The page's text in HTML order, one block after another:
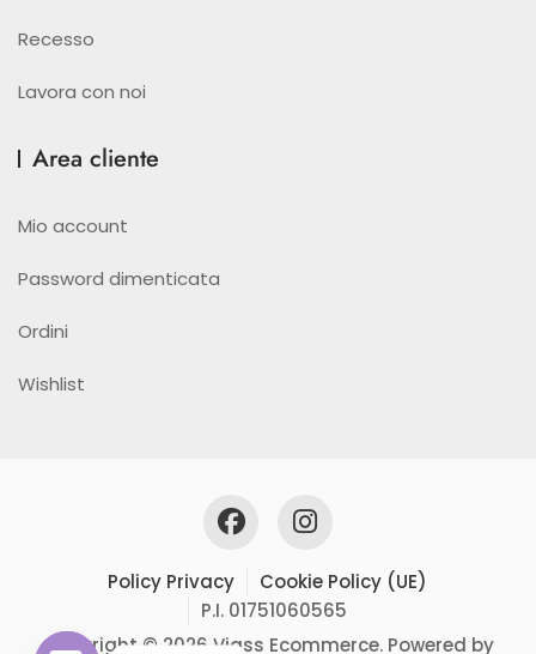
Recesso
Lavora con noi
Area cliente
Mio account
Password dimenticata
Ordini
Wishlist
Policy Privacy
Cookie Policy (UE)
P.I. 01751060565
Copyright © 2026 Viass Ecommerce. Powered by